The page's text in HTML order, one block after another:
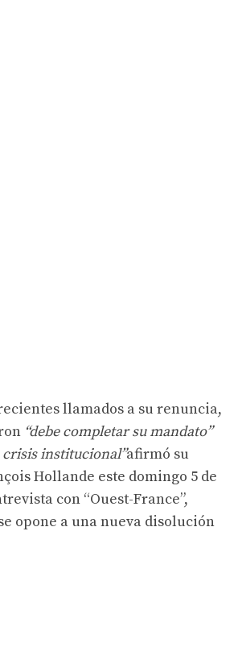
llamados a su renuncia,
“debe completar su mandato”
crisis institucional”afirmó su
Hollande este domingo 5 de
con “Ouest-France”,
opone a una nueva disolución